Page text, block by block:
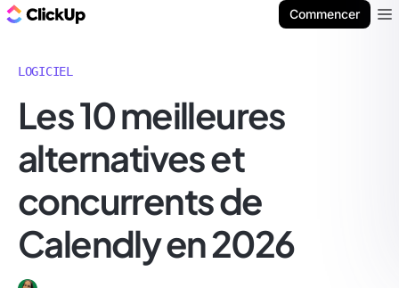
Commencer
LOGICIEL
Les 10 meilleures
alternatives et
concurrents de
Calendly en 2026